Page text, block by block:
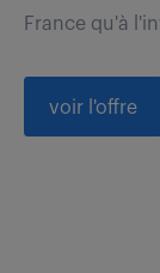
France qu'à
voir l'offre